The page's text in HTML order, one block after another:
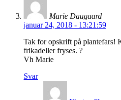
Marie Daugaard
januar 24, 2018 - 13:21:59
Tak for opskrift på plantefars!
frikadeller fryses. ?
Vh Marie
Svar